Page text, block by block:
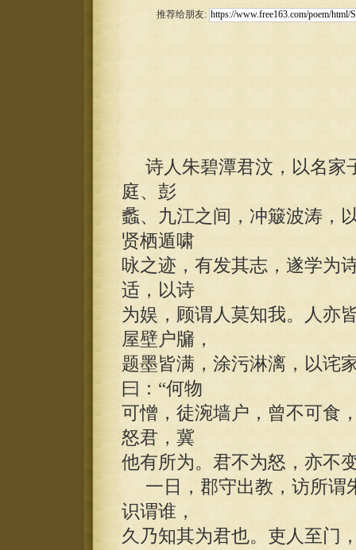
推荐给朋友:
诗人朱碧潭君汶，以名家
庭、彭
蠡、九江之间，冲簸波涛，
贤栖遁啸
咏之迹，有发其志，遂学为
适，以诗
为娱，顾谓人莫知我。人亦
屋壁户牖，
题墨皆满，涂污淋漓，以诧
曰：“何物
可憎，徒涴墙户，曾不可食
怒君，冀
他有所为。君不为怒，亦不
一日，郡守出教，访所谓
识谓谁，
久乃知其为君也。吏人至门